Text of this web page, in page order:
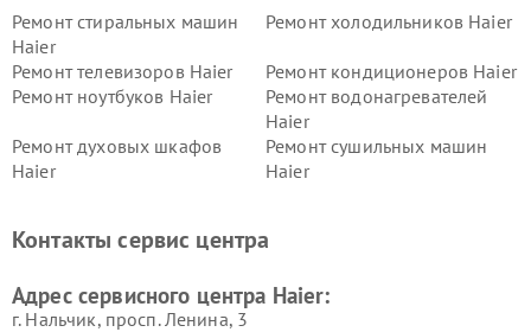
Ремонт стиральных машин
Haier
Ремонт холодильников Haier
Ремонт телевизоров Haier
Ремонт кондиционеров Haier
Ремонт ноутбуков Haier
Ремонт водонагревателей
Haier
Ремонт духовых шкафов
Haier
Ремонт сушильных машин
Haier
Ремонт роботов-пылесосов
Ремонт посудомоечных
Контакты сервис центра
Адрес сервисного центра Haier:
г. Нальчик, просп. Ленина, 3